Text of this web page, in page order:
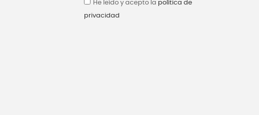
He leído y acepto la política de
privacidad